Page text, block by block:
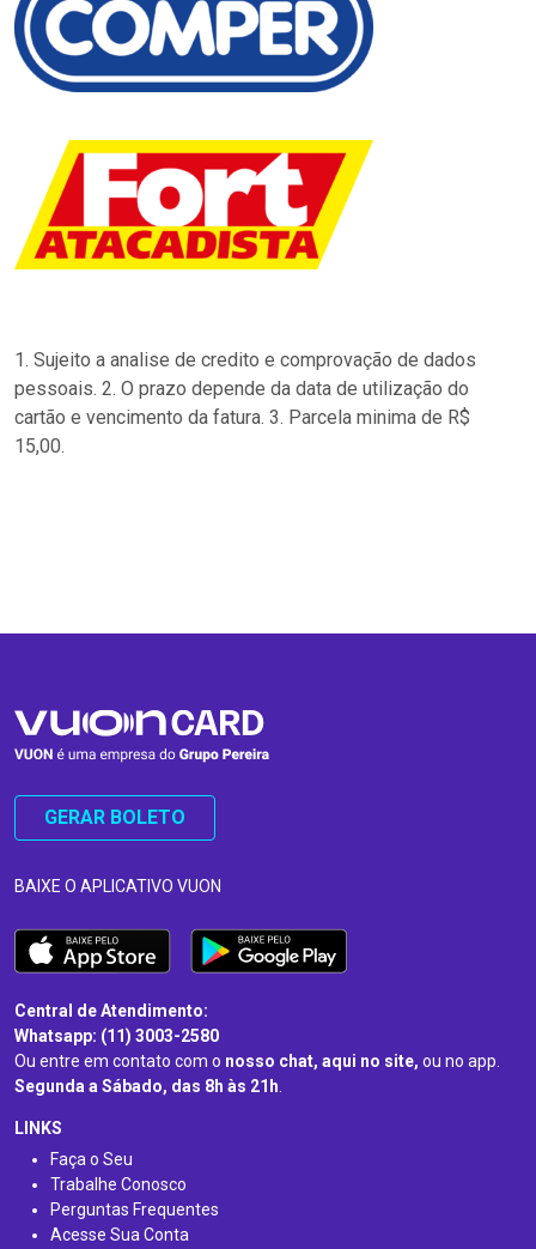
1. Sujeito a analise de credito e comprovação de dados
pessoais. 2. O prazo depende da data de utilização do
cartão e vencimento da fatura. 3. Parcela minima de R$
15,00.
GERAR BOLETO
BAIXE O APLICATIVO VUON
Central de Atendimento:
Whatsapp: (11) 3003-2580
Ou entre em contato com o nosso chat, aqui no site, ou no app.
Segunda a Sábado, das 8h às 21h.
LINKS
Faça o Seu
Trabalhe Conosco
Perguntas Frequentes
Acesse Sua Conta